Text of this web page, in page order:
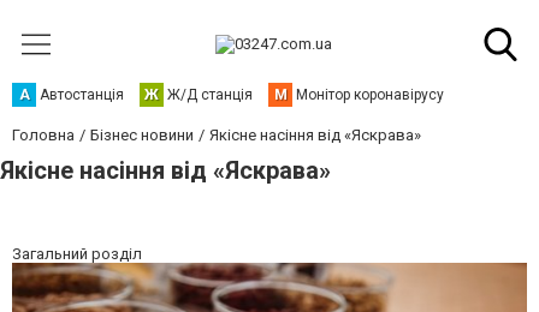
А Автостанція Ж Ж/Д станція М Монітор коронавірусу
Головна Бізнес новини Якісне насіння від «Яскрава»
Якісне насіння від «Яскрава»
Загальний розділ